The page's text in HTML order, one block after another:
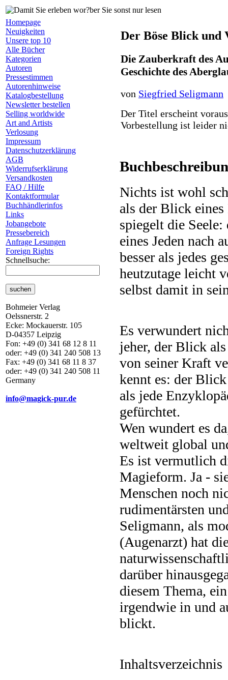
Homepage
Neuigkeiten
Unsere top 10
Alle Bücher
Kategorien
Autoren
Pressestimmen
Autorenhinweise
Katalogbestellung
Newsletter bestellen
Selling worldwide
Art and Artists
Verlosung
Impressum
Datenschutzerklärung
AGB
Widerrufserklärung
Versandkosten
FAQ / Hilfe
Kontaktformular
Buchhändlerinfos
Links
Jobangebote
Pressebereich
Anfrage Lesungen
Foreign Rights
Schnellsuche:
Bohmeier Verlag
Oelssnerstr. 2
Ecke: Mockauerstr. 105
D-04357 Leipzig
Fon: +49 (0) 341 68 12 8 11
oder: +49 (0) 341 240 508 13
Fax: +49 (0) 341 68 11 8 37
oder: +49 (0) 341 240 508 11
Germany
info@magick-pur.de
Der Böse Blick und
Die Zauberkraft des
Geschichte des
von Siegfried Seligmann
Der Titel erscheint
Vorbestellung ist leider
Nichts ist wohl
als der Blick
spiegelt die
eines Jeden nach
besser als jedes
heutzutage leicht
selbst damit in
Es verwundert
jeher, der Blick
von seiner Kraft
kennt es: der Blick
als jede
gefürchtet.
Wen wundert es
weltweit global
Es ist vermutlich
Magieform. Ja -
Menschen noch
rudimentärsten
Seligmann, als
(Augenarzt) hat
darüber
diesem Thema,
irgendwie in und
blickt.
Inhaltsverzeichnis